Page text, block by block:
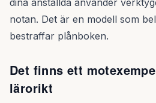
dina anställda använder
notan. Det är en modell som
bestraffar plånboken.
Det finns ett
lärorikt